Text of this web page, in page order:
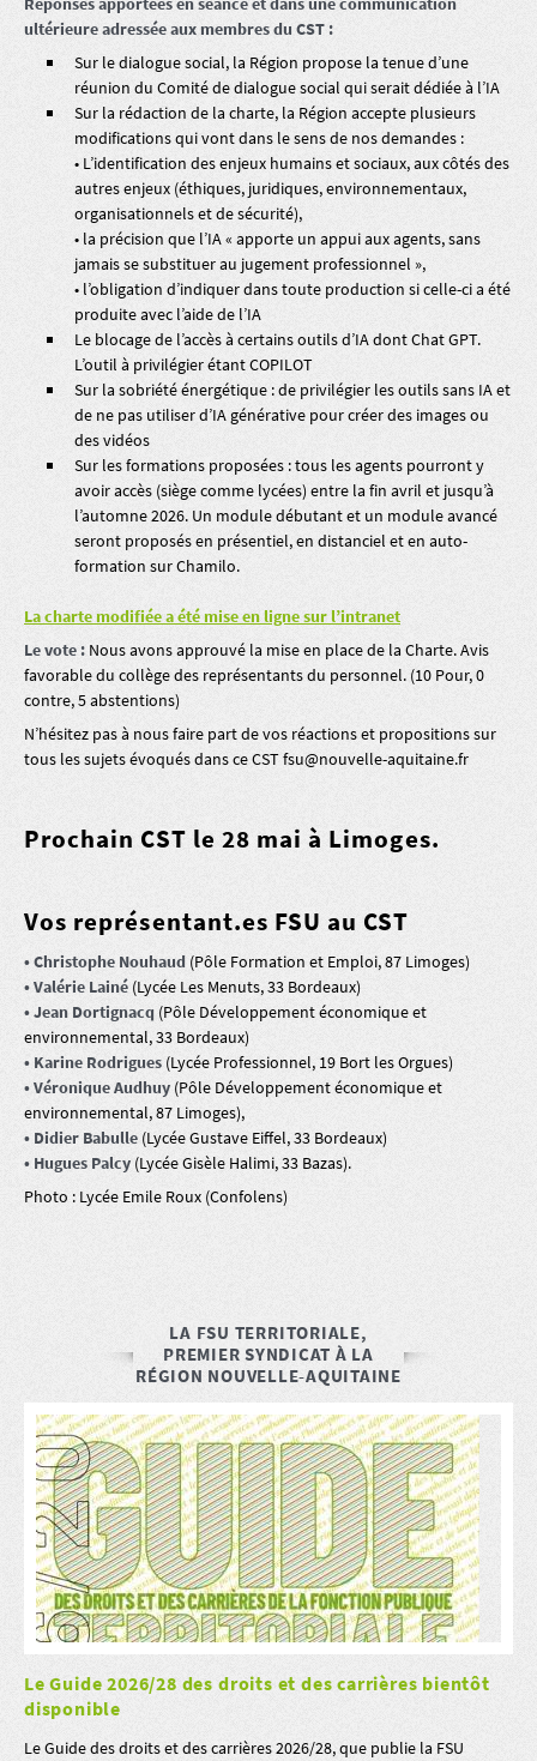
ultérieure adressée aux membres du CST :
Sur le dialogue social, la Région propose la tenue d’une
réunion du Comité de dialogue social qui serait dédiée à l’IA
Sur la rédaction de la charte, la Région accepte plusieurs
modifications qui vont dans le sens de nos demandes :
• L’identification des enjeux humains et sociaux, aux côtés des
autres enjeux (éthiques, juridiques, environnementaux,
organisationnels et de sécurité),
• la précision que l’IA « apporte un appui aux agents, sans
jamais se substituer au jugement professionnel »,
• l’obligation d’indiquer dans toute production si celle-ci a été
produite avec l’aide de l’IA
Le blocage de l’accès à certains outils d’IA dont Chat GPT.
L’outil à privilégier étant COPILOT
Sur la sobriété énergétique : de privilégier les outils sans IA et
de ne pas utiliser d’IA générative pour créer des images ou
des vidéos
Sur les formations proposées : tous les agents pourront y
avoir accès (siège comme lycées) entre la fin avril et jusqu’à
l’automne 2026. Un module débutant et un module avancé
seront proposés en présentiel, en distanciel et en auto-
formation sur Chamilo.
La charte modifiée a été mise en ligne sur l’intranet
Le vote : Nous avons approuvé la mise en place de la Charte. Avis
favorable du collège des représentants du personnel. (10 Pour, 0
contre, 5 abstentions)
N’hésitez pas à nous faire part de vos réactions et propositions sur
tous les sujets évoqués dans ce CST fsu@nouvelle-aquitaine.fr
Prochain CST le 28 mai à Limoges.
Vos représentant.es FSU au CST
• Christophe Nouhaud (Pôle Formation et Emploi, 87 Limoges)
• Valérie Lainé (Lycée Les Menuts, 33 Bordeaux)
• Jean Dortignacq (Pôle Développement économique et
environnemental, 33 Bordeaux)
• Karine Rodrigues (Lycée Professionnel, 19 Bort les Orgues)
• Véronique Audhuy (Pôle Développement économique et
environnemental, 87 Limoges),
• Didier Babulle (Lycée Gustave Eiffel, 33 Bordeaux)
• Hugues Palcy (Lycée Gisèle Halimi, 33 Bazas).
Photo : Lycée Emile Roux (Confolens)
LA FSU TERRITORIALE,
PREMIER SYNDICAT À LA
RÉGION NOUVELLE-AQUITAINE
Le Guide 2026/28 des droits et des carrières bientôt
disponible
Le Guide des droits et des carrières 2026/28, que publie la FSU